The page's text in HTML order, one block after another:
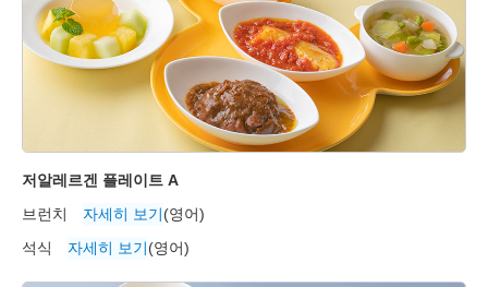
저알레르겐 플레이트 A
브런치 자세히 보기(영어)
석식 자세히 보기(영어)